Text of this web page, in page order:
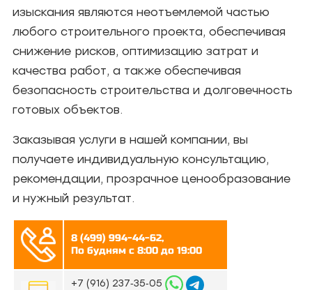
изыскания являются неотъемлемой частью
любого строительного проекта, обеспечивая
снижение рисков, оптимизацию затрат и
качества работ, а также обеспечивая
безопасность строительства и долговечность
готовых объектов.
Заказывая услуги в нашей компании, вы
получаете индивидуальную консультацию,
рекомендации, прозрачное ценообразование
и нужный результат.
8 (499) 994-44-62,
По будням с 8:00 до 19:00
‪+7 (916) 237‑35‑05‬